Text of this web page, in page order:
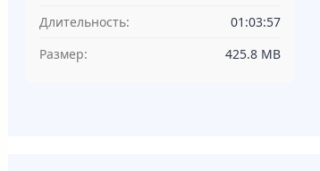
Длительность:
01:03:57
Размер:
425.8 MB